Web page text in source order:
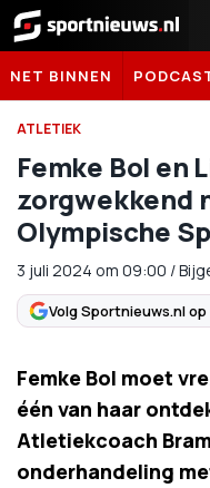
Sportnieuws.nl
NET BINNEN
ATLETIEK
Femke Bol en
zorgwekkend
Olympische
3 juli 2024 om 09:00 /
Volg Sportnieuws.nl
Femke Bol moet
één van haar
Atletiekcoach
onderhandeling